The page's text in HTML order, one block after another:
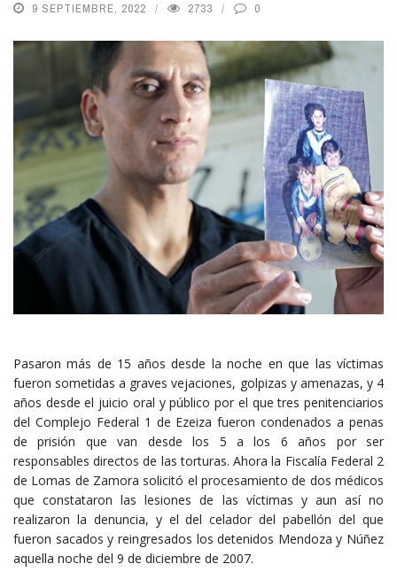
9 SEPTIEMBRE, 2022 2733 0
Pasaron más de 15 años desde la noche en que las víctimas
fueron sometidas a graves vejaciones, golpizas y amenazas, y 4
años desde el juicio oral y público por el que tres penitenciarios
del Complejo Federal 1 de Ezeiza fueron condenados a penas
de prisión que van desde los 5 a los 6 años por ser
responsables directos de las torturas. Ahora la Fiscalía Federal 2
de Lomas de Zamora solicitó el procesamiento de dos médicos
que constataron las lesiones de las víctimas y aun así no
realizaron la denuncia, y el del celador del pabellón del que
fueron sacados y reingresados los detenidos Mendoza y Núñez
aquella noche del 9 de diciembre de 2007.